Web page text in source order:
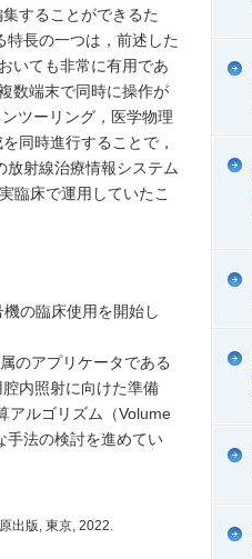
することができるた
長の一つは，前述した
いても非常に有用であ
数端末で同時に操作が
ツーリング，医学物理
同時進行することで，
射線治療情報システム
臨床で運用していたこ
の臨床使用を開始し
のアプリケータである
内照射に向けた準備
アルゴリズム（Volume
手法の検討を進めてい
出版, 東京, 2022.